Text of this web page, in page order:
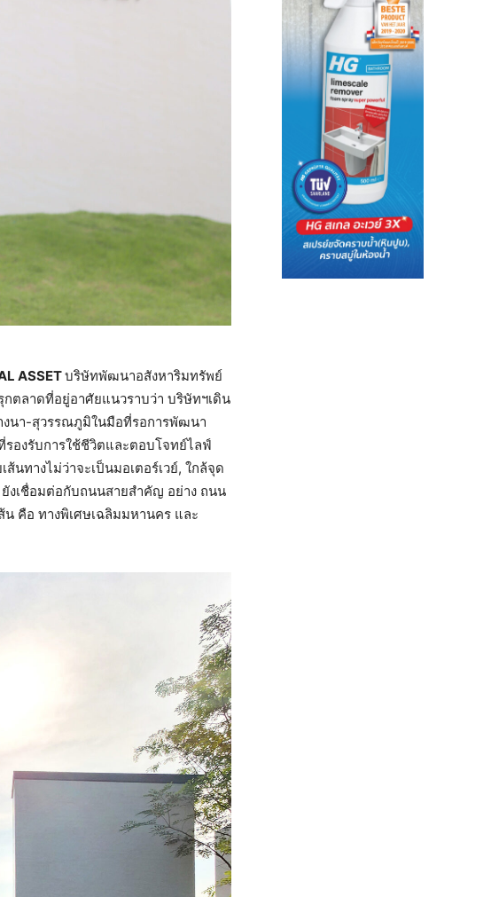
ASSETบริษัทพัฒนาอสังหาริมทรัพย์
ตลาดที่อยู่อาศัยแนวราบว่า บริษัทฯเดิน
งนา-สุวรรณภูมิในมือที่รอการพัฒนา
องรับการใช้ชีวิตและตอบโจทย์ไลฟ์
นทางไม่ว่าจะเป็นมอเตอร์เวย์, ใกล้จุด
งเชื่อมต่อกับถนนสายสำคัญ อย่าง ถนน
น คือ ทางพิเศษเฉลิมมหานคร และ